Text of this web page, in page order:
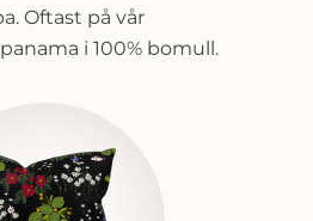
Oftast på vår
i 100% bomull.